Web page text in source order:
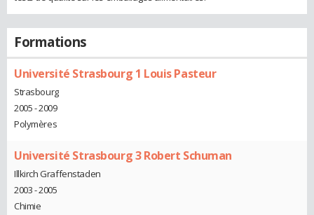
Formations
Université Strasbourg 1 Louis Pasteur
Strasbourg
2005 - 2009
Polymères
Université Strasbourg 3 Robert Schuman
Illkirch Graffenstaden
2003 - 2005
Chimie